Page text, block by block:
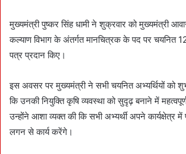
मुख्यमंत्री पुष्कर सिंह धामी ने शुक्रवार को मुख्यमंत्री
कल्याण विभाग के अंतर्गत मानचित्रक के पद पर चयनित 12
पत्र प्रदान किए।
इस अवसर पर मुख्यमंत्री ने सभी चयनित अभ्यर्थियों को
कि उनकी नियुक्ति कृषि व्यवस्था को सुदृढ़ बनाने में
उन्होंने आशा व्यक्त की कि सभी अभ्यर्थी अपने कार्यक्षेत्र में
लगन से कार्य करेंगे।